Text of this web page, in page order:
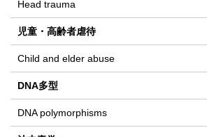
Head trauma
児童・高齢者虐待
Child and elder abuse
DNA多型
DNA polymorphisms